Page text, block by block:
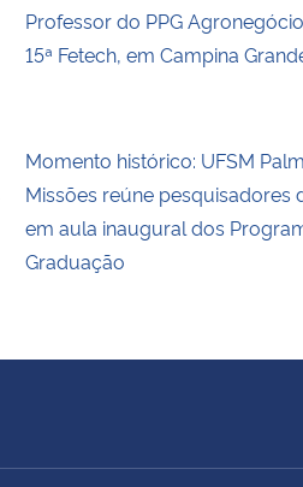
Professor do PPG
15ª Fetech, em Campina
Momento histórico: UFSM
Missões reúne pesquisadores
em aula inaugural dos
Graduação